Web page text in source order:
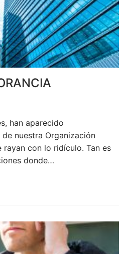
han aparecido
nuestra Organización
rayan con lo ridículo. Tan es
donde…